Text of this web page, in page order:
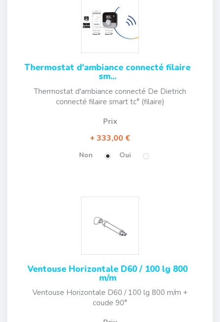
Thermostat d'ambiance connecté filaire
sm...
Thermostat d'ambiance connecté De Dietrich
connecté filaire smart tc° (filaire)
Prix
333,00 €
Non Oui
Ventouse Horizontale D60 / 100 lg 800
m/m
Ventouse Horizontale D60 / 100 lg 800 m/m +
coude 90°